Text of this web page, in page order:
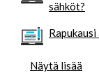
sähköt?
Näytä lisää